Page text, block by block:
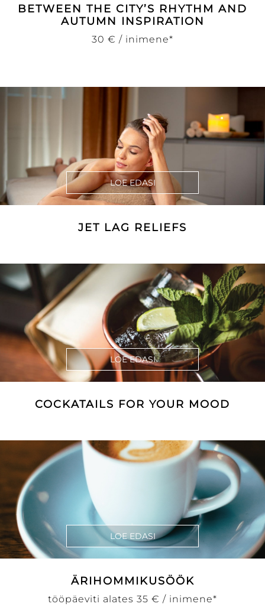
BETWEEN THE CITY’S RHYTHM AND
AUTUMN INSPIRATION
30 € / inimene*
LOE EDASI
JET LAG RELIEFS
LOE EDASI
COCKATAILS FOR YOUR MOOD
LOE EDASI
ÄRIHOMMIKUSÖÖK
tööpäeviti alates 35 € / inimene*